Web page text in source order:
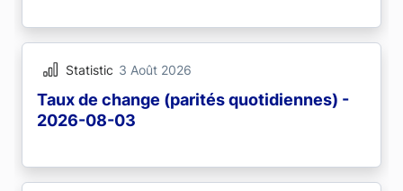
Statistic 3 Août 2026
Taux de change (parités quotidiennes) -
2026-08-03